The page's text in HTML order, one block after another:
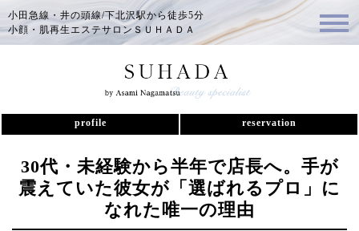
小田急線・井の頭線/下北沢駅から徒歩5分
小顔・肌再生エステサロンＳＵＨＡＤＡ
profile reservation
30代・未経験から半年で店長へ。手が
震えていた彼女が「選ばれるプロ」に
なれた唯一の理由